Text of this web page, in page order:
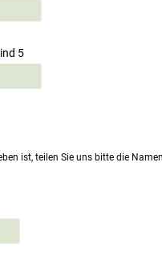
5
ist, teilen Sie uns bitte die